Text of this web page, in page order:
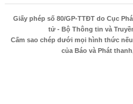
Giấy phép số 80/GP-TTĐT do Cục
tử - Bộ Thông tin và
Cấm sao chép dưới mọi hình thức
của Báo và Phát